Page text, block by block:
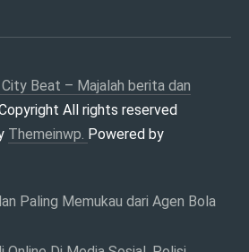
DI
City Beat – Majalah berita dan
All rights reserved
Themeinwp. Powered by
Paling Memukau dari Agen Bola